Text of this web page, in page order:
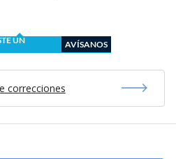
UN
AVÍSANOS
correcciones